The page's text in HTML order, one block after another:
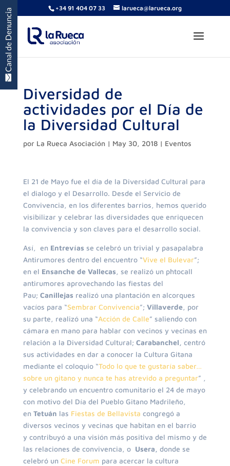
+34 91 404 07 33 larueca@larueca.org
Diversidad de
actividades por el Día de
la Diversidad Cultural
por La Rueca Asociación| May 30, 2018| Eventos
El 21 de Mayo fue el día de la Diversidad Cultural para
el dialogo y el Desarrollo. Desde el Servicio de
Convivencia, en los diferentes barrios, hemos querido
visibilizar y celebrar las diversidades que enriquecen
la convivencia y son claves para el desarrollo social.
Así, en Entrevías se celebró un trivial y pasapalabra
Antirumores dentro del encuentro “Vive el Bulevar”;
en el Ensanche de Vallecas , se realizó un phtocall
antirumores aprovechando las fiestas del
Pau; Canillejas realizó una plantación en alcorques
vacíos para “Sembrar Convivencia”; Villaverde, por
su parte, realizó una “Acción de Calle” saliendo con
cámara en mano para hablar con vecinos y vecinas en
relación a la Diversidad Cultural; Carabanchel, centró
sus actividades en dar a conocer la Cultura Gitana
mediante el coloquio “Todo lo que te gustaría saber…
sobre un gitano y nunca te has atrevido a preguntar” ,
y celebrando un encuentro comunitario el 24 de mayo
con motivo del Día del Pueblo Gitano Madrileño,
en Tetuán las Fiestas de Bellavista congregó a
diversos vecinos y vecinas que habitan en el barrio
y contribuyó a una visión más positiva del mismo y de
las relaciones de convivencia, o Usera, donde se
celebró un Cine Forum para acercar la cultura